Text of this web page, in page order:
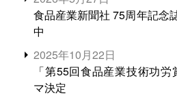
食品産業新聞社 75周年記念
中
2025年10月22日
「第55回食品産業技術功
マ決定